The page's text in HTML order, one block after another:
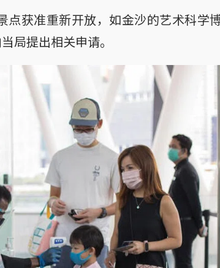
获准重新开放，如金沙的艺术科学
局提出相关申请。